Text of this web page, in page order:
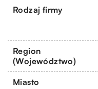
Rodzaj firmy
Region
(Województwo)
Miasto